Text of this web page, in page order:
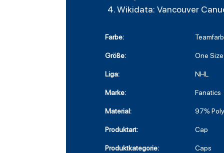
Wikidata: Vancouver
Farbe:
Größe: One Size
Liga: NHL
Marke: Fanatics
Material: 97%
Produktart: Cap
Produktkategorie: Caps